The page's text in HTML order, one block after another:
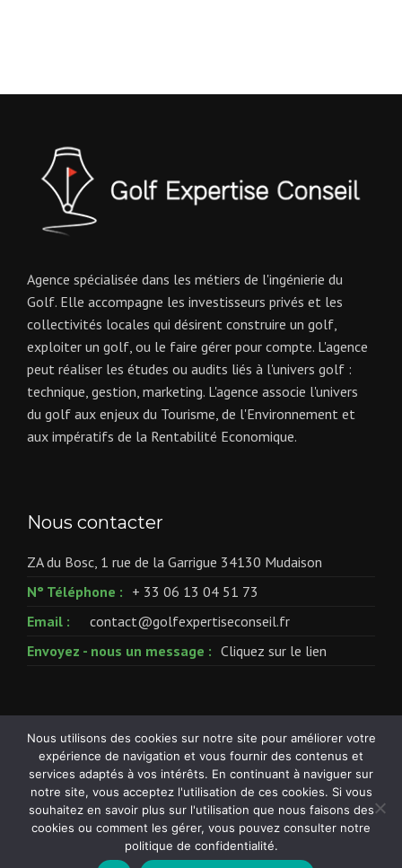
Agence spécialisée dans les métiers de l'ingénierie du
Golf. Elle accompagne les investisseurs privés et les
collectivités locales qui désirent construire un golf,
exploiter un golf, ou le faire gérer pour compte. L'agence
peut réaliser les études ou audits liés à l'univers golf :
technique, gestion, marketing. L'agence associe l'univers
du golf aux enjeux du Tourisme, de l'Environnement et
aux impératifs de la Rentabilité Economique.
Nous contacter
ZA du Bosc, 1 rue de la Garrigue 34130 Mudaison
N° Téléphone : + 33 06 13 04 51 73
Email :
contact@golfexpertiseconseil.fr
Envoyez - nous un message : Cliquez sur le lien
Mentions legales© Copyright 2022- Golf Expertise
Conseil
Nous utilisons des cookies sur notre site pour améliorer votre
expérience de navigation et vous fournir des contenus et
services adaptés à vos intérêts. En continuant à naviguer sur
notre site, vous acceptez l'utilisation de ces cookies. Si vous
souhaitez en savoir plus sur l'utilisation que nous faisons des
cookies ou comment les gérer, vous pouvez consulter notre
politique de confidentialité.